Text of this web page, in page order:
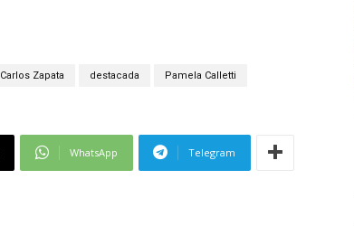
Carlos Zapata destacada Pamela Calletti
WhatsApp Telegram